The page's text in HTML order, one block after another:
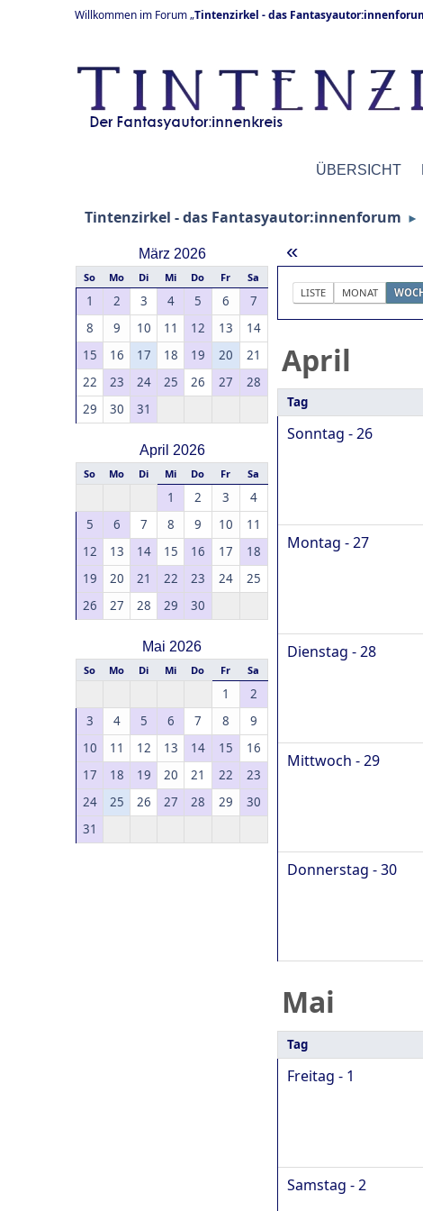
Willkommen im Forum „Tintenzirkel - das
ÜBERSICHT
Tintenzirkel - das Fantasyautor:innenforum ►
März 2026
So Mo Di Mi Do Fr Sa
1 2 3 4 5 6
7
8
9 10 11 12 13
14
15
16 17 18 19 20
21
22
23 24 25 26 27
28
29
30 31
April 2026
So Mo Di Mi Do Fr Sa
1 2 3
4
5
6 7 8 9 10
11
12
13 14 15 16 17
18
19
20 21 22 23 24
25
26
27 28 29 30
Mai 2026
So Mo Di Mi Do Fr Sa
1
2
3
4 5 6 7 8
9
10
11 12 13 14 15
16
17
18 19 20 21 22
23
24
25 26 27 28 29
30
31
«
LISTE MONAT
April
Tag
Sonntag - 26
Montag - 27
Dienstag - 28
Mittwoch - 29
Donnerstag - 30
Mai
Tag
Freitag - 1
Samstag - 2